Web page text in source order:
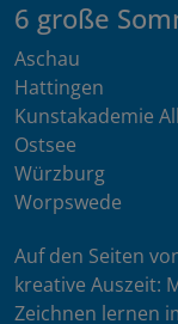
6 große
Aschau
Hattingen
Kunstakademie
Ostsee
Würzburg
Worpswede
Auf den Seiten
kreative Auszeit:
Zeichnen lernen